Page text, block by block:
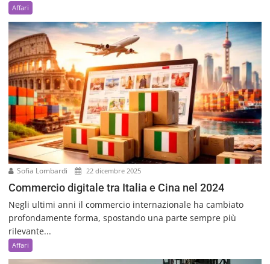
Affari
Sofia Lombardi 22 dicembre 2025
Commercio digitale tra Italia e Cina nel 2024
Negli ultimi anni il commercio internazionale ha cambiato
profondamente forma, spostando una parte sempre più
rilevante...
Affari